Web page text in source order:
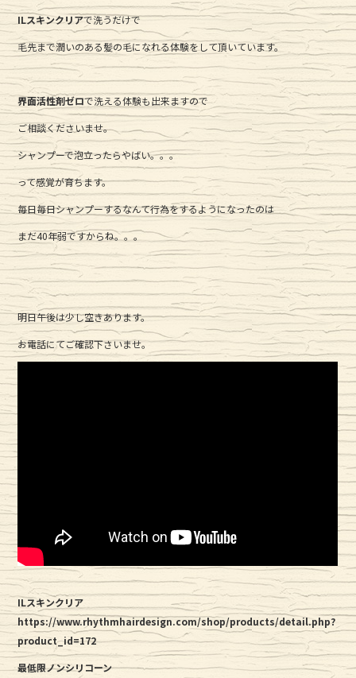
ILスキンクリアで洗うだけで
毛先まで潤いのある髪の毛になれる体験をして頂いています。
界面活性剤ゼロで洗える体験も出来ますので
ご相談くださいませ。
シャンプーで泡立ったらやばい。。。
って感覚が育ちます。
毎日毎日シャンプーするなんて行為をするようになったのは
まだ40年弱ですからね。。。
明日午後は少し空きあります。
お電話にてご確認下さいませ。
ILスキンクリア
https://www.rhythmhairdesign.com/shop/products/detail.php?
product_id=172
最低限ノンシリコーン